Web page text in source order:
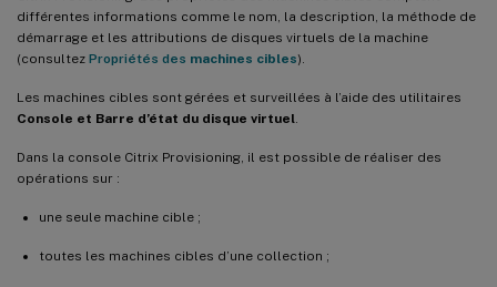
différentes informations comme le nom, la description, la méthode de
démarrage et les attributions de disques virtuels de la machine
(consultez Propriétés des machines cibles).
Les machines cibles sont gérées et surveillées à l’aide des utilitaires
Console et Barre d’état du disque virtuel
Dans la console Citrix Provisioning, il est possible de réaliser des
opérations sur :
une seule machine cible ;
toutes les machines cibles d’une collection ;